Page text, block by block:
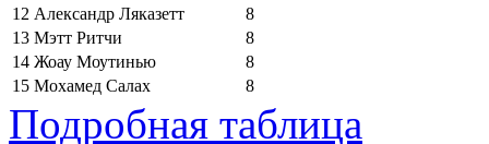
12 Александр Ляказетт
8
13 Мэтт Ритчи
8
14 Жоау Моутинью
8
15 Мохамед Салах 8
Подробная таблица